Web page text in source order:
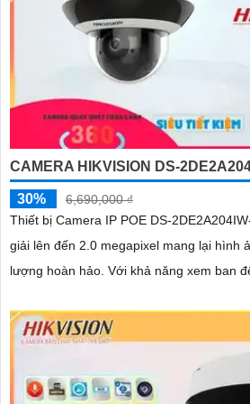
CAMERA HIKVISION DS-
30%
6,690,000 ₫
Thiết bị Camera IP POE DS-
giải lên đến 2.0 megapixel mang lại hình
lượng hoàn hảo. Với khả năng